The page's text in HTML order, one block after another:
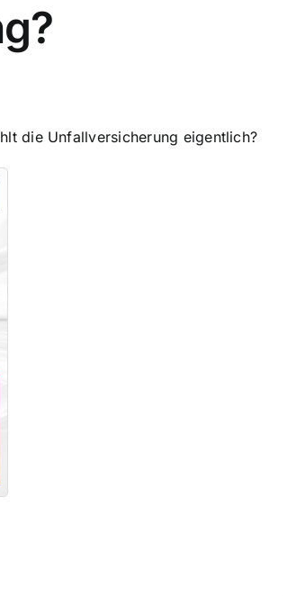
die Unfallversicherung eigentlich?